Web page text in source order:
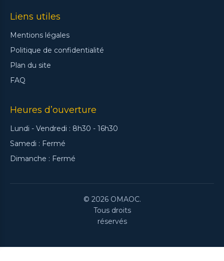
Liens utiles
Mentions légales
Politique de confidentialité
Plan du site
FAQ
Heures d’ouverture
Lundi - Vendredi : 8h30 - 16h30
Samedi : Fermé
Dimanche : Fermé
© 2026 OMAOC.
Tous droits
réservés